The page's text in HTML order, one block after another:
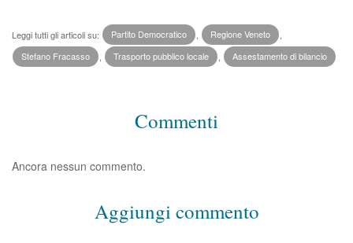
Leggi tutti gli articoli su: Partito Democratico Regione Veneto
Stefano Fracasso
Trasporto pubblico locale Assestamento di bilancio
Commenti
Ancora nessun commento.
Aggiungi commento